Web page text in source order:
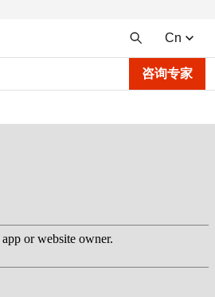
Cn
咨询专家